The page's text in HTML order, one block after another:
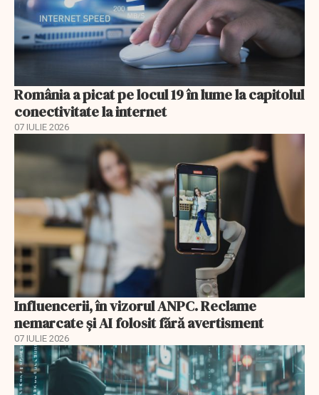
România a picat pe locul 19 în lume la capitolul
conectivitate la internet
07 IULIE 2026
Influencerii, în vizorul ANPC. Reclame
nemarcate și AI folosit fără avertisment
07 IULIE 2026